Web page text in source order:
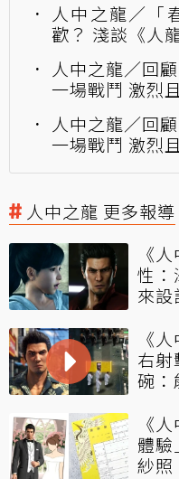
人中之龍／「
歡？ 淺談《人
人中之龍／回
一場戰鬥 激烈
人中之龍／回
一場戰鬥 激烈
人中之龍 更多報導
《
性：
來設
《
右射
碗：
《
體
紗照